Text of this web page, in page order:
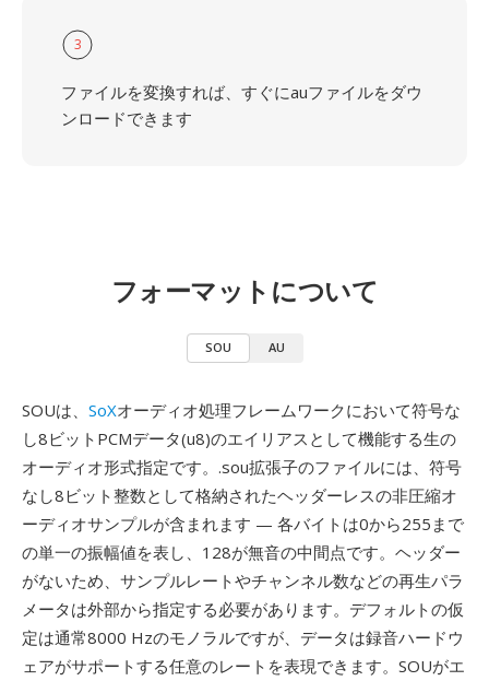
3
ファイルを変換すれば、すぐにauファイルをダウ
ンロードできます
フォーマットについて
SOU AU
SOUは、 SoXオーディオ処理フレームワークにおいて符号な
し8ビットPCMデータ(u8)のエイリアスとして機能する生の
オーディオ形式指定です。.sou拡張子のファイルには、符号
なし8ビット整数として格納されたヘッダーレスの非圧縮オ
ーディオサンプルが含まれます — 各バイトは0から255まで
の単一の振幅値を表し、128が無音の中間点です。ヘッダー
がないため、サンプルレートやチャンネル数などの再生パラ
メータは外部から指定する必要があります。デフォルトの仮
定は通常8000 Hzのモノラルですが、データは録音ハードウ
ェアがサポートする任意のレートを表現できます。SOUがエ